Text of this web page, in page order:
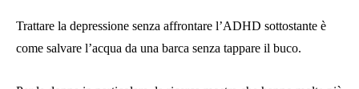
Trattare la depressione senza affrontare l’ADHD sottostante è
come salvare l’acqua da una barca senza tappare il buco.